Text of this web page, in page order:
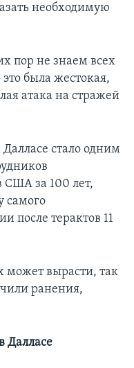
необходимую
пор не знаем всех
была жестокая,
атака на стражей
стало одним
США за 100 лет,
самого
после терактов 11
может вырасти, так
ранения,
Далласе